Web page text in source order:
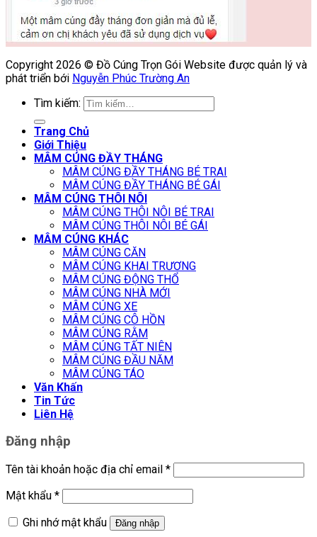
Copyright 2026 © Đồ Cúng Trọn Gói Website được quản lý và
phát triển bới Nguyễn Phúc Trường An
Tìm kiếm:
Trang Chủ
Giới Thiệu
MÂM CÚNG ĐẦY THÁNG
MÂM CÚNG ĐẦY THÁNG BÉ TRAI
MÂM CÚNG ĐẦY THÁNG BÉ GÁI
MÂM CÚNG THÔI NÔI
MÂM CÚNG THÔI NÔI BÉ TRAI
MÂM CÚNG THÔI NÔI BÉ GÁI
MÂM CÚNG KHÁC
MÂM CÚNG CĂN
MÂM CÚNG KHAI TRƯƠNG
MÂM CÚNG ĐỘNG THỔ
MÂM CÚNG NHÀ MỚI
MÂM CÚNG XE
MÂM CÚNG CÔ HỒN
MÂM CÚNG RẰM
MÂM CÚNG TẤT NIÊN
MÂM CÚNG ĐẦU NĂM
MÂM CÚNG TÁO
Văn Khấn
Tin Tức
Liên Hệ
Đăng nhập
Tên tài khoản hoặc địa chỉ email *
Mật khẩu *
Ghi nhớ mật khẩu
Đăng nhập